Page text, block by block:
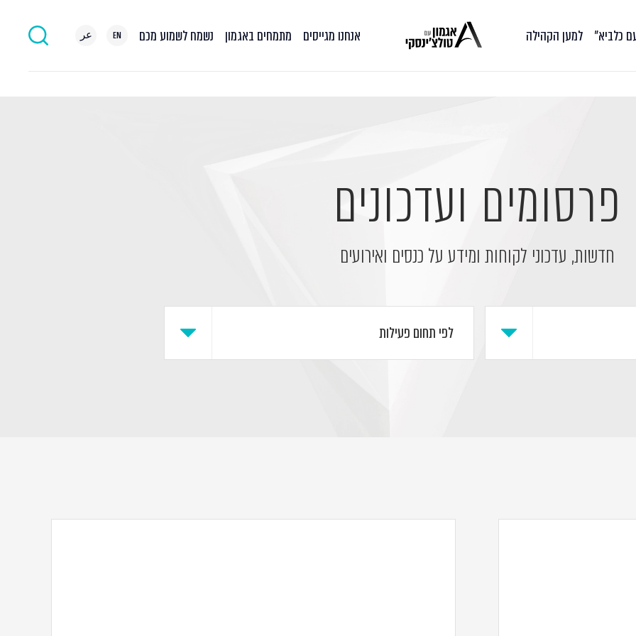
כלביא״ למען הקהילה אנחנו מגייסים מתמחים באגמון נשמח לשמוע מכם EN عر
פרסומים ועדכונים
חדשות, עדכוני לקוחות ומידע על כנסים ואירועים